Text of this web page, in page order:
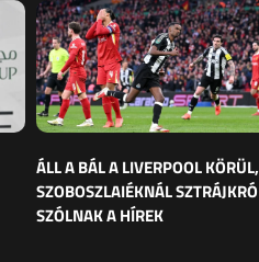
ÁLL A BÁL A LIVERPOOL KÖRÜL,
SZOBOSZLAIÉKNÁL
SZÓLNAK A HÍREK